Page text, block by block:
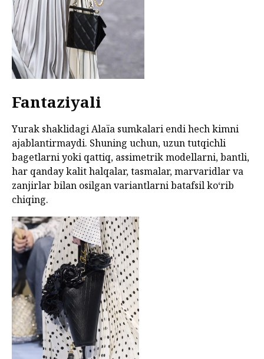
Fantaziyali
Yurak shaklidagi Alaïa sumkalari endi hech kimni
ajablantirmaydi. Shuning uchun, uzun tutqichli
bagetlarni yoki qattiq, assimetrik modellarni, bantli,
har qanday kalit halqalar, tasmalar, marvaridlar va
zanjirlar bilan osilgan variantlarni batafsil ko‘rib
chiqing.